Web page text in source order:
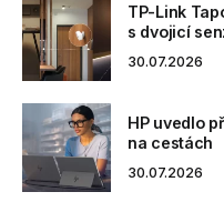
TP-Link
s dvojicí
30.07.2026
HP uvedlo
na cestách
30.07.2026